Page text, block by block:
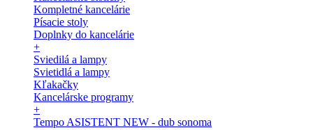
Kompletné kancelárie
Písacie stoly
Doplnky do kancelárie
+
Sviedilá a lampy
Svietidlá a lampy
Kľakačky
Kancelárske programy
+
Tempo ASISTENT NEW - dub sonoma